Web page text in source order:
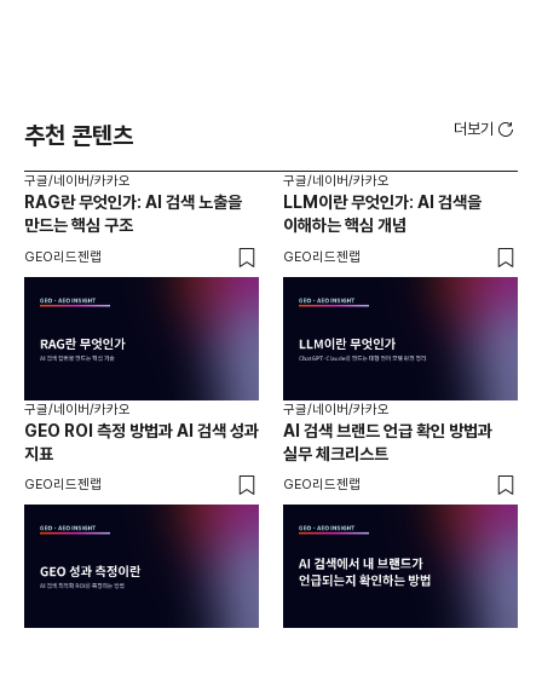
추천 콘텐츠 더보기
구글/네이버/카카오
RAG란 무엇인가: AI 검색 노출을
만드는 핵심 구조
GEO리드젠랩
구글/네이버/카카오
LLM이란 무엇인가: AI 검색을
이해하는 핵심 개념
GEO리드젠랩
구글/네이버/카카오
GEO ROI 측정 방법과 AI 검색 성과
지표
GEO리드젠랩
구글/네이버/카카오
AI 검색 브랜드 언급 확인 방법과
실무 체크리스트
GEO리드젠랩